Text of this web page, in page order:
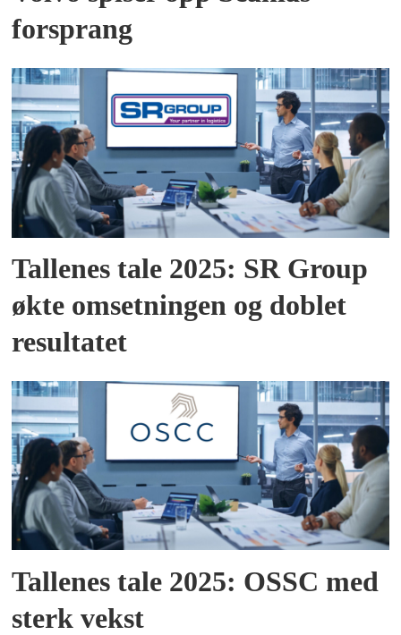
forsprang
Tallenes tale 2025: SR Group
økte omsetningen og doblet
resultatet
Tallenes tale 2025: OSSC med
sterk vekst